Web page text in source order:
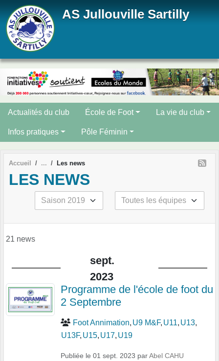
AS Jullouville Sartilly
Actualités du club École de Foot La vie du club
Infos pratiques Pôle Féminin
Accueil Les news
LES NEWS
21 news
sept.
2023
Programme de l'école de foot du
2 Septembre
Foot Annimation U9 M&F U11 U13
U13F U15 U17 U19
Publiée le 01 sept. 2023 parAbel CAHU
Panneau de gestion des cookies